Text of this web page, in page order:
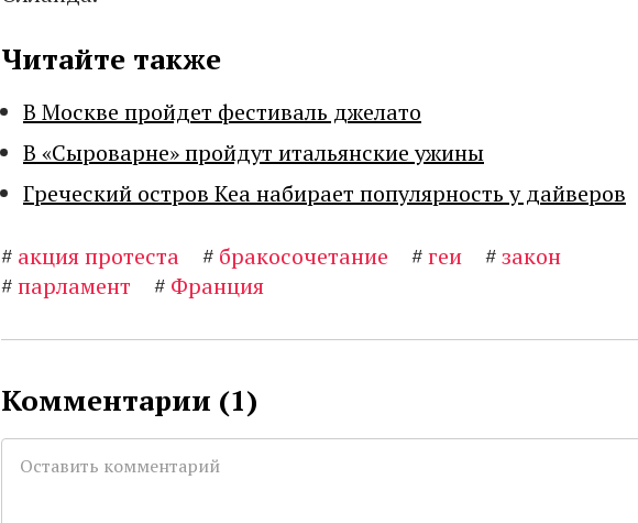
Читайте также
В Москве пройдет фестиваль джелато
В «Сыроварне» пройдут итальянские ужины
Греческий остров Кеа набирает популярность у дайверов
# акция протеста # бракосочетание #геи #закон
#парламент # Франция
Комментарии (1)